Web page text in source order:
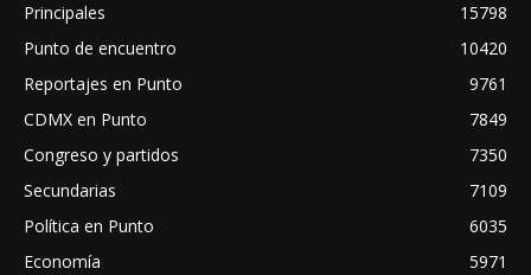
Principales
15798
Punto de encuentro
10420
Reportajes en Punto
9761
CDMX en Punto
7849
Congreso y partidos
7350
Secundarias
7109
Política en Punto
6035
Economía
5971